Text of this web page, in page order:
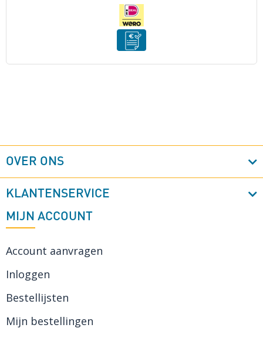
OVER ONS
KLANTENSERVICE
MIJN ACCOUNT
Account aanvragen
Inloggen
Bestellijsten
Mijn bestellingen